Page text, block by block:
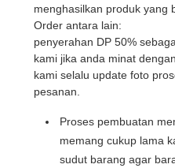
menghasilkan produk yang
Order antara lain:
penyerahan DP 50%
kami jika anda minat
kami selalu update foto
pesanan.
Proses pembuatan
memang cukup lama
sudut barang agar